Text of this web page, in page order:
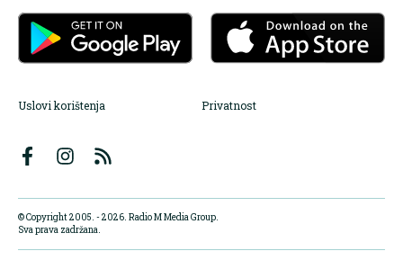
Uslovi korištenja Privatnost
© Copyright 2005. - 2026. Radio M Media Group.
Sva prava zadržana.